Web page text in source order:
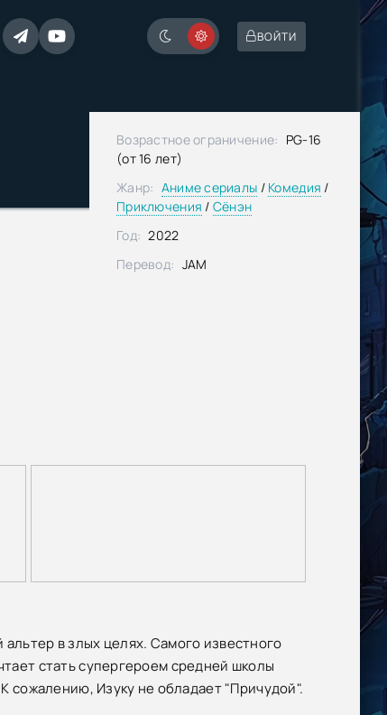
ВОЙТИ
Возрастное ограничение: PG-16
(от 16 лет)
Жанр: Аниме сериалы / Комедия /
Приключения / Сёнэн
Год: 2022
Перевод: JAM
в злых целях. Самого известного
стать супергероем средней школы
сожалению, Изуку не обладает "Причудой".